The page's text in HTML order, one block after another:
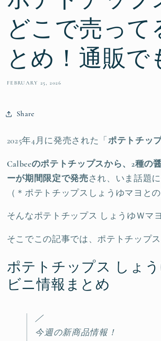
どこで売って
とめ！通販で
FEBRUARY 25, 2026
Share
2025年4月に発売された「 ポテトチッ
Calbeeのポテトチップスから、2種
ーが期間限定で発売され、いま話題
（＊ポテトチップスしょうゆマヨとの
そんなポテトチップス しょうゆＷマ
そこでこの記事では、ポテトチップ
ポテトチップス しょ
ビニ情報まとめ
／
今週の新商品情報！